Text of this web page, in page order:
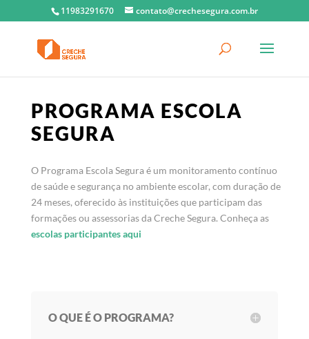
11983291670 contato@crechesegura.com.br
PROGRAMA ESCOLA
SEGURA
O Programa Escola Segura é um monitoramento contínuo
de saúde e segurança no ambiente escolar, com duração de
24 meses, oferecido às instituições que participam das
formações ou assessorias da Creche Segura. Conheça as
escolas participantes aqui
O QUE É O PROGRAMA?